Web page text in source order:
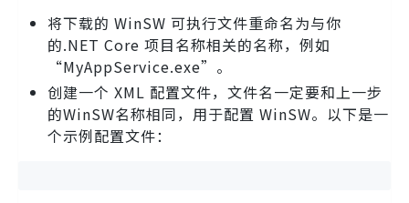
将下载的 WinSW 可执行文件重命名为与你
的.NET Core 项目名称相关的名称，例如
“MyAppService.exe”。
创建一个 XML 配置文件，文件名一定要和上一步
的WinSW名称相同，用于配置 WinSW。以下是一
个示例配置文件：